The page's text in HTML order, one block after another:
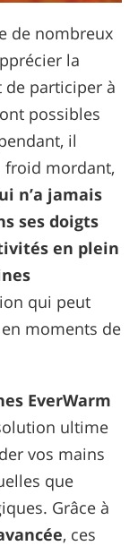
de nombreux
la
de participer à
possibles
il
froid mordant,
n’a jamais
ses doigts
en plein
qui peut
moments de
EverWarm
ultime
vos mains
que
Grâce à
, ces